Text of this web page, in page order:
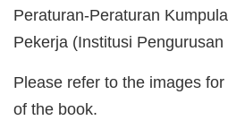
Peraturan-Peraturan
Pekerja (Institusi
Please refer to the images
of the book.